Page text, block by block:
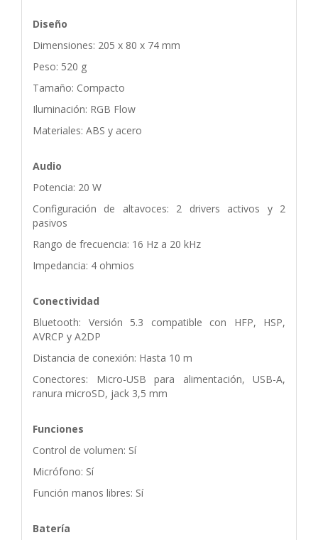
Diseño
Dimensiones: 205 x 80 x 74 mm
Peso: 520 g
Tamaño: Compacto
Iluminación: RGB Flow
Materiales: ABS y acero
Audio
Potencia: 20 W
Configuración de altavoces: 2 drivers activos y 2
pasivos
Rango de frecuencia: 16 Hz a 20 kHz
Impedancia: 4 ohmios
Conectividad
Bluetooth: Versión 5.3 compatible con HFP, HSP,
AVRCP y A2DP
Distancia de conexión: Hasta 10 m
Conectores: Micro-USB para alimentación, USB-A,
ranura microSD, jack 3,5 mm
Funciones
Control de volumen: Sí
Micrófono: Sí
Función manos libres: Sí
Batería